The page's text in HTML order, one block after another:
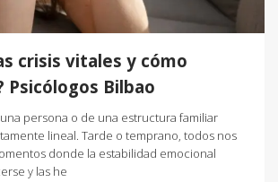
crisis vitales y cómo
Psicólogos Bilbao
persona o de una estructura familiar
lineal. Tarde o temprano, todos nos
donde la estabilidad emocional
y las he